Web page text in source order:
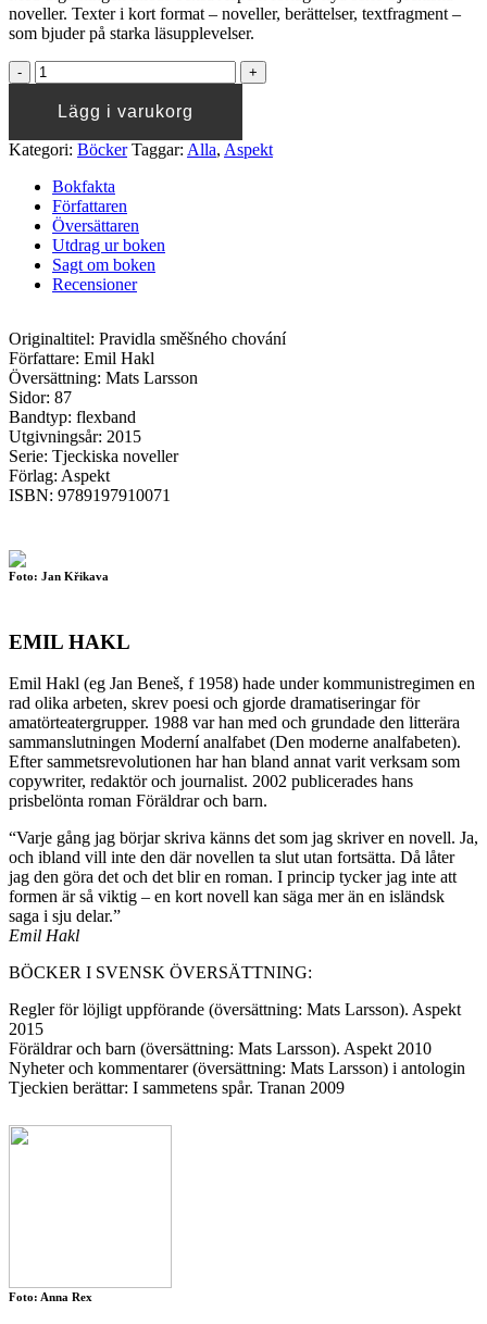
noveller. Texter i kort format – noveller, berättelser, textfragment –
som bjuder på starka läsupplevelser.
EMIL
HAKL
Regler
löjligt
quantity
Lägg i varukorg
Kategori: Böcker Taggar: Alla, Aspekt
Bokfakta
Författaren
Översättaren
Utdrag ur boken
Sagt om boken
Recensioner
Originaltitel: Pravidla směšného chování
Författare: Emil Hakl
Översättning: Mats Larsson
Sidor: 87
Bandtyp: flexband
Utgivningsår: 2015
Serie: Tjeckiska noveller
Förlag: Aspekt
ISBN: 9789197910071
Foto: Jan Křikava
EMIL HAKL
Emil Hakl (eg Jan Beneš, f 1958) hade under kommunistregimen en
rad olika arbeten, skrev poesi och gjorde dramatiseringar för
amatörteatergrupper. 1988 var han med och grundade den litterära
sammanslutningen Moderní analfabet (Den moderne analfabeten).
Efter sammetsrevolutionen har han bland annat varit verksam som
copywriter, redaktör och journalist. 2002 publicerades hans
prisbelönta roman Föräldrar och barn.
“Varje gång jag börjar skriva känns det som jag skriver en novell. Ja,
och ibland vill inte den där novellen ta slut utan fortsätta. Då låter
jag den göra det och det blir en roman. I princip tycker jag inte att
formen är så viktig – en kort novell kan säga mer än en isländsk
saga i sju delar.”
Emil Hakl
BÖCKER I SVENSK ÖVERSÄTTNING:
Regler för löjligt uppförande (översättning: Mats Larsson). Aspekt
2015
Föräldrar och barn (översättning: Mats Larsson). Aspekt 2010
Nyheter och kommentarer (översättning: Mats Larsson) i antologin
Tjeckien berättar: I sammetens spår. Tranan 2009
Foto: Anna Rex